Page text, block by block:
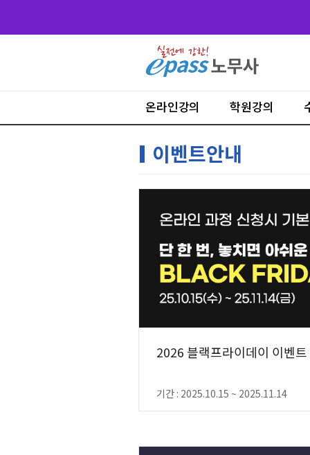
온라인강의 학원강의
이벤트안내
2026 블랙프라이데이 이벤트
기간 : 2025.10.15 ~ 2025.11.14